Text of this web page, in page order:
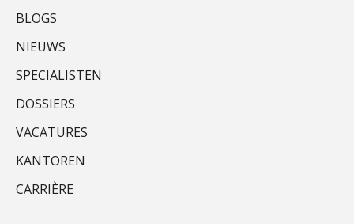
BLOGS
NIEUWS
SPECIALISTEN
DOSSIERS
VACATURES
KANTOREN
CARRIÈRE